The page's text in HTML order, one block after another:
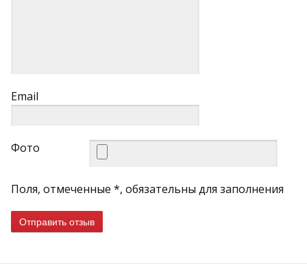
Email
Фото
Поля, отмеченные *, обязательны для заполнения
Отправить отзыв